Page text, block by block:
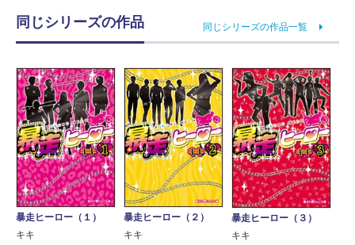
同じシリーズの作品 同じシリーズの作品一覧
暴走ヒーロー（１）
キキ
暴走ヒーロー（２）
キキ
暴走ヒーロー（３）
キキ